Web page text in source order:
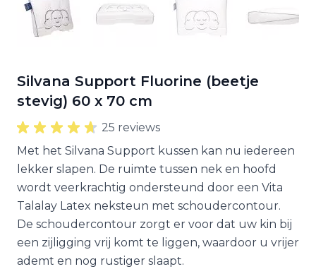
Silvana Support Fluorine (beetje
stevig) 60 x 70 cm
25 reviews
Met het Silvana Support kussen kan nu iedereen
lekker slapen. De ruimte tussen nek en hoofd
wordt veerkrachtig ondersteund door een Vita
Talalay Latex neksteun met schoudercontour.
De schoudercontour zorgt er voor dat uw kin bij
een zijligging vrij komt te liggen, waardoor u vrijer
ademt en nog rustiger slaapt.